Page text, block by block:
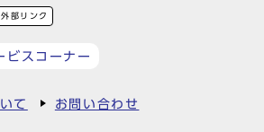
外部リンク
ビスコーナー
て お問い合わせ